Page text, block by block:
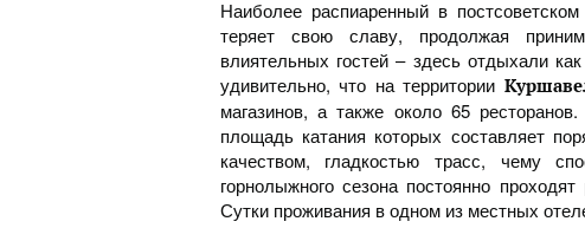
Наиболее распиаренный в
теряет свою славу, продолжая
влиятельных гостей – здесь отдыхали
удивительно, что на территории
магазинов, а также около 65
площадь катания которых составляет
качеством, гладкостью трасс, чему
горнолыжного сезона постоянно
Сутки проживания в одном из местных